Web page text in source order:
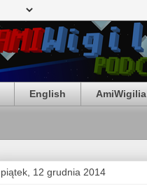
English AmiWigilia
piątek, 12 grudnia 2014